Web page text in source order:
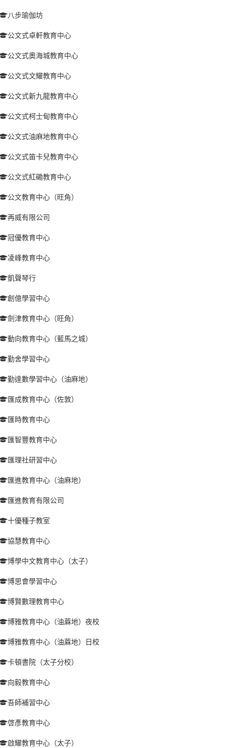
八步瑜伽坊
公文式卓軒教育中心
公文式奧海城教育中心
公文式文耀教育中心
公文式新九龍教育中心
公文式柯士甸教育中心
公文式油麻地教育中心
公文式笛卡兒教育中心
公文式紅磡教育中心
公文教育中心（旺角）
再威有限公司
冠優教育中心
凌峰教育中心
凱聲琴行
創億學習中心
劍津教育中心（旺角）
動向教育中心（藍馬之城）
勤舍學習中心
勤達數學習中心（油麻地）
匯成教育中心（佐敦）
匯時教育中心
匯智豐教育中心
匯理社研習中心
匯進教育中心（油麻地）
匯進教育有限公司
十優種子教室
協慧教育中心
博學中文教育中心（太子）
博思會學習中心
博賢數理教育中心
博雅教育中心（油蔴地）夜校
博雅教育中心（油蔴地）日校
卡頓書院（太子分校）
向毅教育中心
吾師補習中心
啓彥教育中心
啟耀教育中心（太子）